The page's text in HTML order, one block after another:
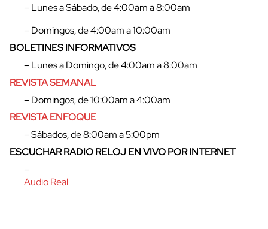
– Lunes a Sábado, de 4:00am a 8:00am
– Domingos, de 4:00am a 10:00am
BOLETINES INFORMATIVOS
– Lunes a Domingo, de 4:00am a 8:00am
REVISTA SEMANAL
– Domingos, de 10:00am a 4:00am
REVISTA ENFOQUE
– Sábados, de 8:00am a 5:00pm
ESCUCHAR RADIO RELOJ EN VIVO POR INTERNET
–
Audio Real